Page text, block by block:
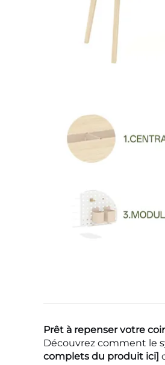
Prêt à repenser votre
Découvrez comment le
complets du produit ici]